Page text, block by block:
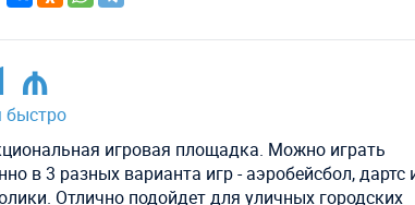
₼
быстро
игровая площадка. Можно играть
в 3 разных варианта игр - аэробейсбол, дартс
Отлично подойдет для уличных городских